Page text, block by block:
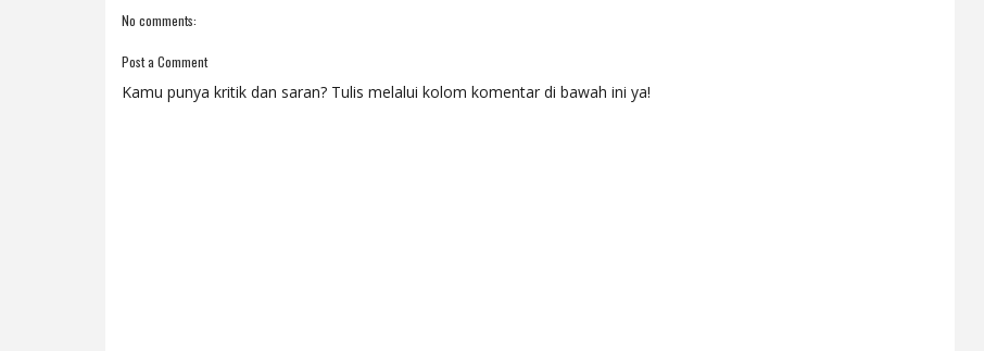
No comments:
Post a Comment
Kamu punya kritik dan saran? Tulis melalui kolom komentar di bawah ini ya!